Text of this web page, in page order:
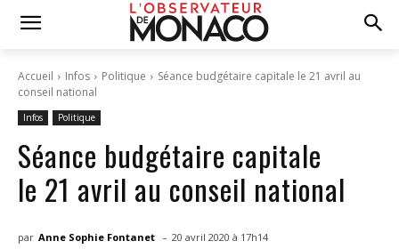
Accueil Infos Politique
Séance budgétaire capitale le 21 avril au
conseil national
Infos Politique
Séance budgétaire capitale
le 21 avril au conseil national
par Anne Sophie Fontanet - 20 avril 2020 à 17h14